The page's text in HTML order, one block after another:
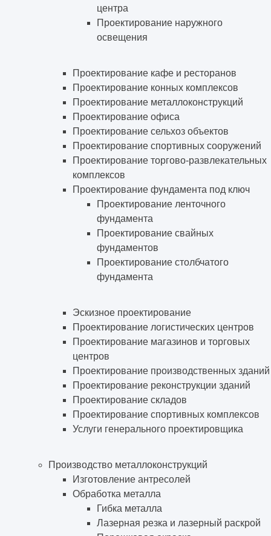
центра
Проектирование наружного
освещения
Проектирование кафе и ресторанов
Проектирование конных комплексов
Проектирование металлоконструкций
Проектирование офиса
Проектирование сельхоз объектов
Проектирование спортивных сооружений
Проектирование торгово-развлекательных
комплексов
Проектирование фундамента под ключ
Проектирование ленточного
фундамента
Проектирование свайных
фундаментов
Проектирование столбчатого
фундамента
Эскизное проектирование
Проектирование логистических центров
Проектирование магазинов и торговых
центров
Проектирование производственных зданий
Проектирование реконструкции зданий
Проектирование складов
Проектирование спортивных комплексов
Услуги генерального проектировщика
Производство металлоконструкций
Изготовление антресолей
Обработка металла
Гибка металла
Лазерная резка и лазерный раскрой